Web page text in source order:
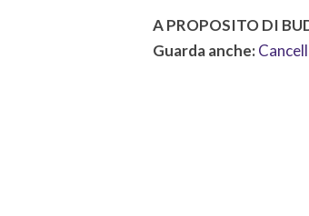
A PROPOSITO DI
Guarda anche: